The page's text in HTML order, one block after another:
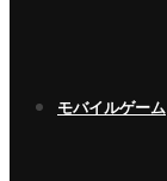
モバイルゲーム